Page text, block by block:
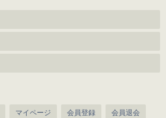
マイページ 会員登録 会員退会